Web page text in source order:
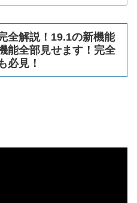
全解説！19.1の新機能
能全部見せます！完全
必見！